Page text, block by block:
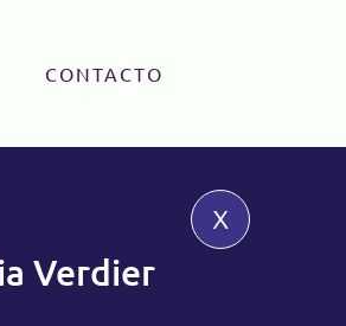
CONTACTO
x
Verdier